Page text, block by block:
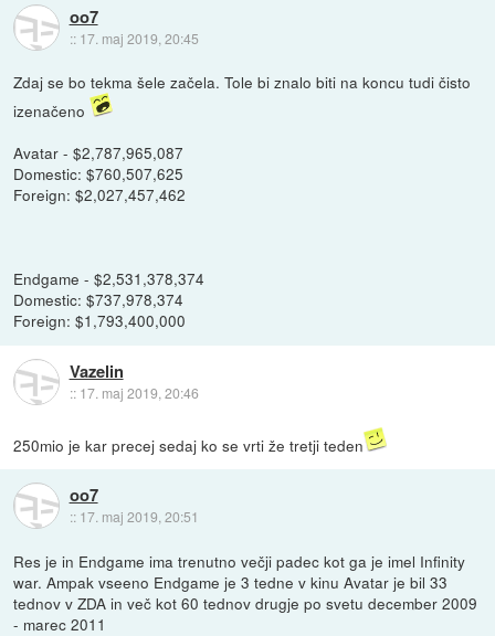
oo7
:: 17. maj 2019, 20:45
Zdaj se bo tekma šele začela. Tole bi znalo biti na koncu tudi čisto
izenačeno
Avatar - $2,787,965,087
Domestic: $760,507,625
Foreign: $2,027,457,462
Endgame - $2,531,378,374
Domestic: $737,978,374
Foreign: $1,793,400,000
Vazelin
:: 17. maj 2019, 20:46
250mio je kar precej sedaj ko se vrti že tretji teden
oo7
:: 17. maj 2019, 20:51
Res je in Endgame ima trenutno večji padec kot ga je imel Infinity
war. Ampak vseeno Endgame je 3 tedne v kinu Avatar je bil 33
tednov v ZDA in več kot 60 tednov drugje po svetu december 2009
- marec 2011